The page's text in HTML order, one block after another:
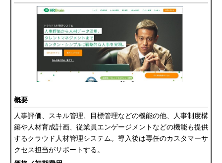
概要
人事評価、スキル管理、目標管理などの機能の他、人事制度構
築や人材育成計画、従業員エンゲージメントなどの機能も提供
するクラウド人材管理システム。導入後は専任のカスタマーサ
クセス担当がサポートする。